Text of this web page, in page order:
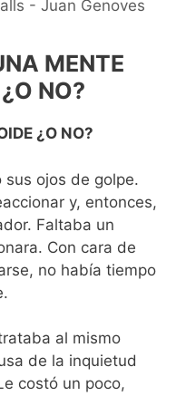
- Juan Genoves
MENTE
NO?
¿O NO?
ojos de golpe.
y, entonces,
Faltaba un
Con cara de
no había tiempo
al mismo
de la inquietud
costó un poco,